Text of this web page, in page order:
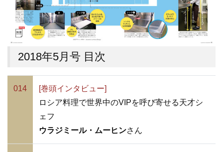
2018年5月号 目次
014
[巻頭インタビュー]
ロシア料理で世界中のVIPを呼び寄せる天才シ
ェフ
ウラジミール・ムーヒンさん